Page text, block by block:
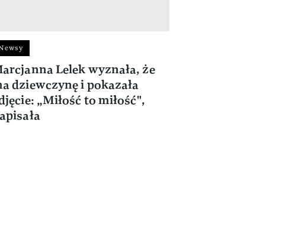
Lelek wyznała, że
dziewczynę i pokazała
„Miłość to miłość",